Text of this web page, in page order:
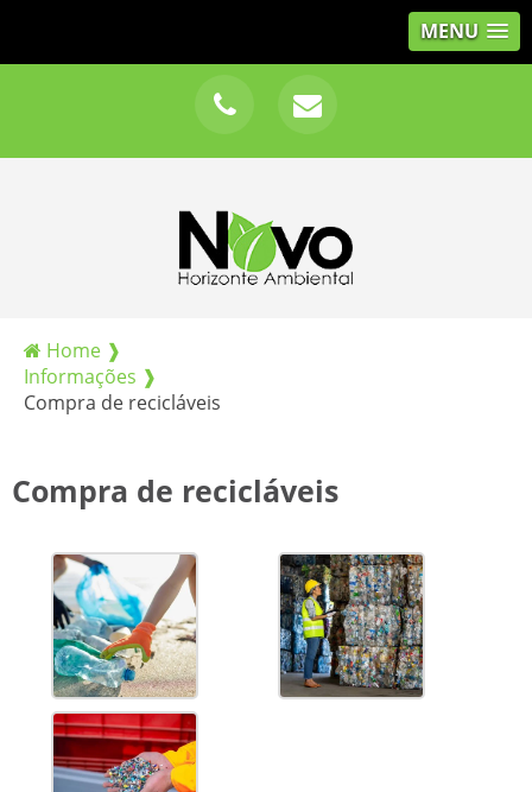
MENU
Home ❱
Informações ❱
Compra de recicláveis
Compra de recicláveis